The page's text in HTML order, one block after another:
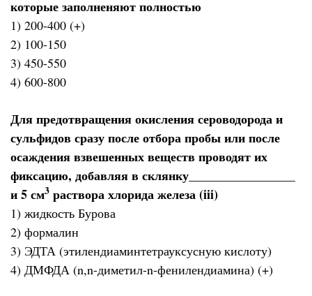
которые заполненяют полностью
1) 200-400 (+)
2) 100-150
3) 450-550
4) 600-800
Для предотвращения окисления сероводорода и
сульфидов сразу после отбора пробы или после
осаждения взвешенных веществ проводят их
фиксацию, добавляя в склянку_________________
и 5 см3 раствора хлорида железа (iii)
1) жидкость Бурова
2) формалин
3) ЭДТА (этилендиаминтетрауксусную кислоту)
4) ДМФДА (n,n-диметил-n-фенилендиамина) (+)